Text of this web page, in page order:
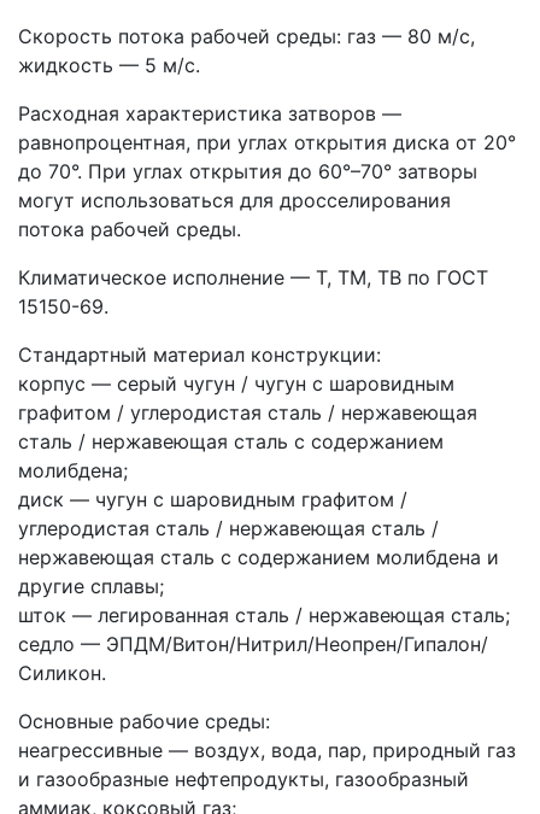
Скорость потока рабочей среды: газ — 80 м/с,
жидкость — 5 м/с.
Расходная характеристика затворов —
равнопроцентная, при углах открытия диска от 20°
до 70°. При углах открытия до 60°–70° затворы
могут использоваться для дросселирования
потока рабочей среды.
Климатическое исполнение — Т, ТМ, ТВ по ГОСТ
15150-69.
Стандартный материал конструкции:
корпус — серый чугун / чугун с шаровидным
графитом / углеродистая сталь / нержавеющая
сталь / нержавеющая сталь с содержанием
молибдена;
диск — чугун с шаровидным графитом /
углеродистая сталь / нержавеющая сталь /
нержавеющая сталь с содержанием молибдена и
другие сплавы;
шток — легированная сталь / нержавеющая сталь;
седло — ЭПДМ/Витон/Нитрил/Неопрен/Гипалон/
Силикон.
Основные рабочие среды:
неагрессивные — воздух, вода, пар, природный газ
и газообразные нефтепродукты, газообразный
аммиак, коксовый газ;